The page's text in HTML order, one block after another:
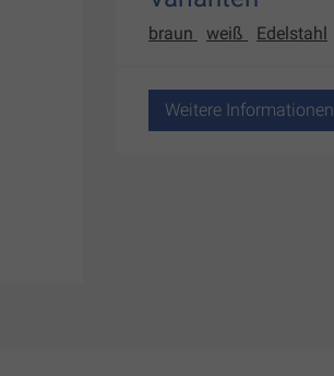
braun weiß Edelstahl
Weitere Informationen